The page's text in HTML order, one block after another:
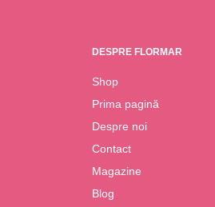
DESPRE FLORMAR
Shop
Prima pagină
Despre noi
Contact
Magazine
Blog